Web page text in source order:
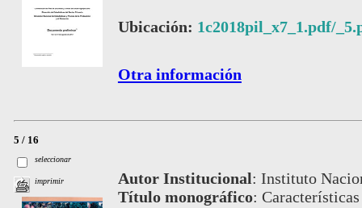
Ubicación: 1c2018pil_x7_1.pdf/
Otra información
5 / 16
seleccionar
imprimir Autor Institucional: Instituto
Título monográfico: